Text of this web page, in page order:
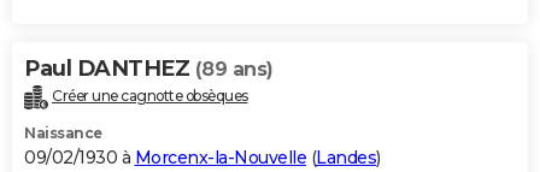
Paul DANTHEZ (89 ans)
Créer une cagnotte obsèques
Naissance
09/02/1930 à Morcenx-la-Nouvelle (Landes)